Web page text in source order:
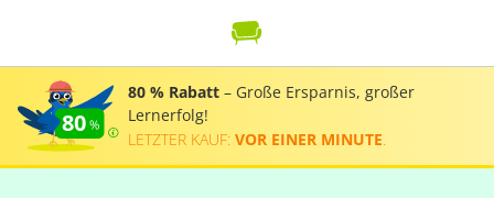
80
80 % Rabatt – Große Ersparnis, großer
Lernerfolg!
LETZTER KAUF: VOR EINER MINUTE